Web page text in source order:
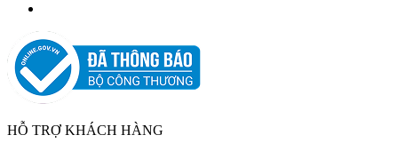
HỖ TRỢ KHÁCH HÀNG